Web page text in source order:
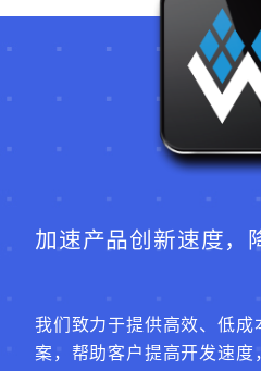
加速产品创新速度，
我们致力于提供高效、低成
案，帮助客户提高开发速度